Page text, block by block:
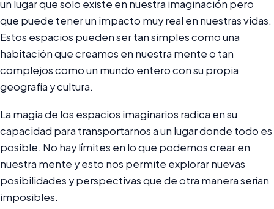
un lugar que solo existe en nuestra imaginación pero
que puede tener un impacto muy real en nuestras vidas.
Estos espacios pueden ser tan simples como una
habitación que creamos en nuestra mente o tan
complejos como un mundo entero con su propia
geografía y cultura.
La magia de los espacios imaginarios radica en su
capacidad para transportarnos a un lugar donde todo es
posible. No hay límites en lo que podemos crear en
nuestra mente y esto nos permite explorar nuevas
posibilidades y perspectivas que de otra manera serían
imposibles.